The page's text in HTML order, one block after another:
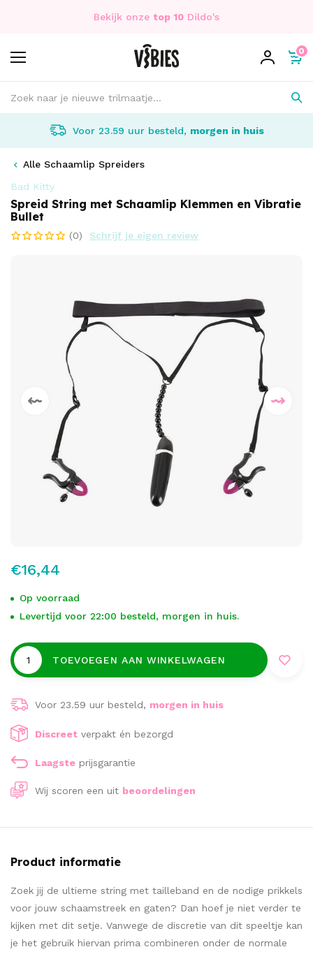
Bekijk onze top 10 Dildo's
0
Voor 23.59 uur besteld, morgen in huis
Alle Schaamlip Spreiders
Bad Kitty
Spreid String met Schaamlip Klemmen en Vibratie
Bullet
(0) Schrijf je eigen review
€16,44
Op voorraad
Levertijd voor 22:00 besteld, morgen in huis.
TOEVOEGEN AAN WINKELWAGEN
Voor 23.59 uur besteld, morgen in huis
Discreet verpakt én bezorgd
Laagste prijsgarantie
Wij scoren een uit beoordelingen
Product informatie
Zoek jij de ultieme string met tailleband en de nodige prikkels
voor jouw schaamstreek en gaten? Dan hoef je niet verder te
kijken met dit setje. Vanwege de discretie van dit speeltje kan
je het gebruik hiervan prima combineren onder de normale